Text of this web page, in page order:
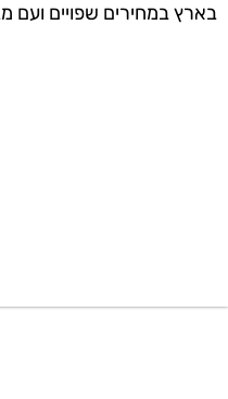
בארץ במחירים שפויים